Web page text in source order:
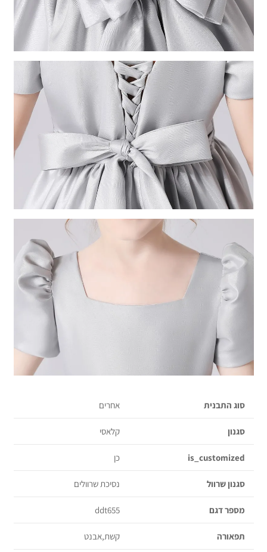
סוג התבנית אחרים
סגנון קלאסי
is_customized כן
סגנון שרוול נסיכת שרוולים
מספר דגם ddt655
תפאורה קשת,אבנט